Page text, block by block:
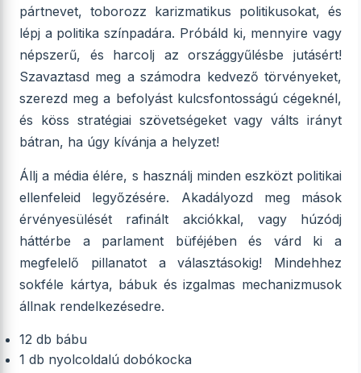
pártnevet, toborozz karizmatikus politikusokat, és
lépj a politika színpadára. Próbáld ki, mennyire vagy
népszerű, és harcolj az országgyűlésbe jutásért!
Szavaztasd meg a számodra kedvező törvényeket,
szerezd meg a befolyást kulcsfontosságú cégeknél,
és köss stratégiai szövetségeket vagy válts irányt
bátran, ha úgy kívánja a helyzet!
Állj a média élére, s használj minden eszközt politikai
ellenfeleid legyőzésére. Akadályozd meg mások
érvényesülését rafinált akciókkal, vagy húzódj
háttérbe a parlament büféjében és várd ki a
megfelelő pillanatot a választásokig! Mindehhez
sokféle kártya, bábuk és izgalmas mechanizmusok
állnak rendelkezésedre.
12 db bábu
1 db nyolcoldalú dobókocka